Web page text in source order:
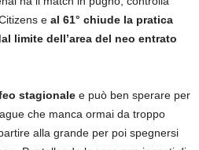
e al 61° chiude la pratica
limite dell’area del neo entrato
stagionale e può ben sperare per
che manca ormai da troppo
alla grande per poi spegnersi